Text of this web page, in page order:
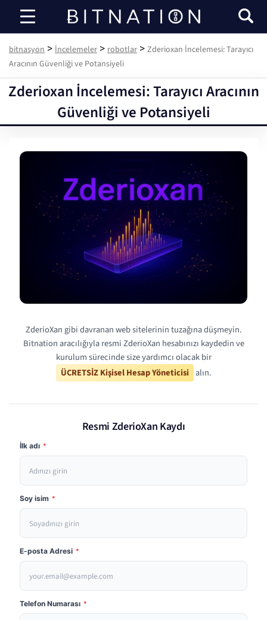
bitnasyon
bitnasyon > İncelemeler > robotlar > Zderioxan İncelemesi: Tarayıcı
Aracının Güvenliği ve Potansiyeli
Zderioxan İncelemesi: Tarayıcı Aracının
Güvenliği ve Potansiyeli
ZderioXan gibi davranan web sitelerinin tuzağına düşmeyin.
Bitnation aracılığıyla resmi ZderioXan hesabınızı kaydedin ve
kurulum sürecinde size yardımcı olacak bir
ÜCRETSİZ Kişisel Hesap Yöneticisi alın.
Resmi ZderioXan Kaydı
İlk adı *
Soy isim *
E-posta Adresi *
Telefon Numarası *